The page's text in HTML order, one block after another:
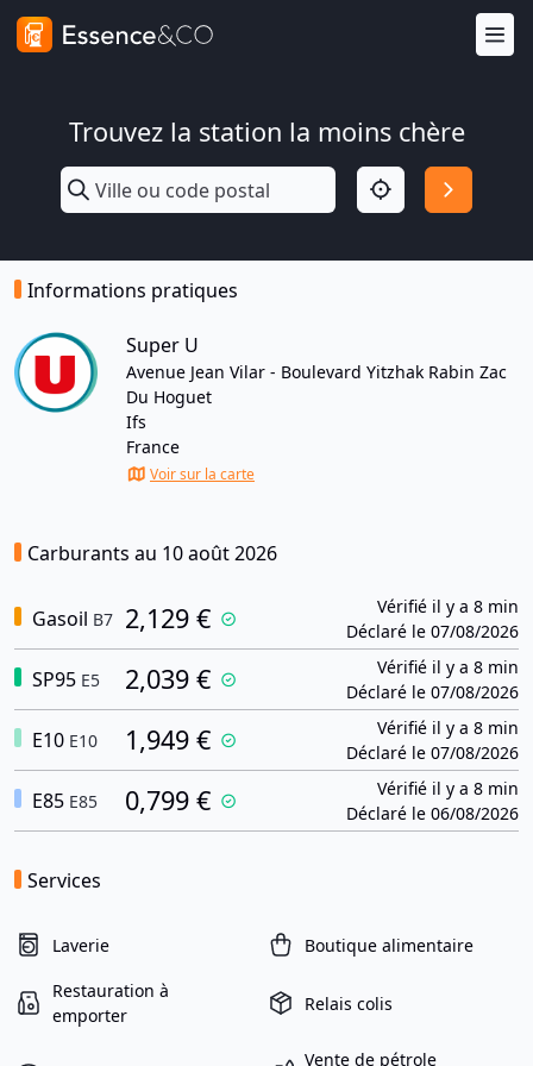
Trouvez la station la moins chère
Informations pratiques
Super U
Avenue Jean Vilar - Boulevard Yitzhak Rabin Zac
Du Hoguet
Ifs
France
Voir sur la carte
Carburants au 10 août 2026
Gasoil B7 2,129 €
Vérifié il y a 8 min
Déclaré le 07/08/2026
SP95 E5 2,039 €
Vérifié il y a 8 min
Déclaré le 07/08/2026
E10 E10 1,949 €
Vérifié il y a 8 min
Déclaré le 07/08/2026
E85 E85 0,799 €
Vérifié il y a 8 min
Déclaré le 06/08/2026
Services
Laverie Boutique alimentaire
Restauration à
emporter
Relais colis
Vente de pétrole